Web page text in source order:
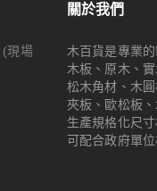
(現場
關於我們
木百貨是專業
木板、原木、
松木角材、木
夾板、歐松板
生產規格化尺
可配合政府單位